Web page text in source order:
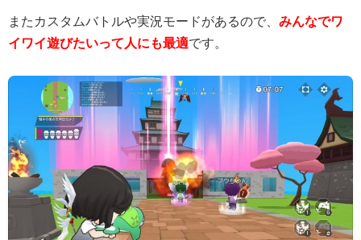
またカスタムバトルや実況モードがあるので、 みんなでワ
イワイ遊びたいって人にも最適です。